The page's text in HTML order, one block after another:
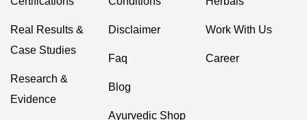
Real Results &
Case Studies
Research &
Evidence
Disclaimer
Faq
Blog
Ayurvedic Shop
Work With Us
Career